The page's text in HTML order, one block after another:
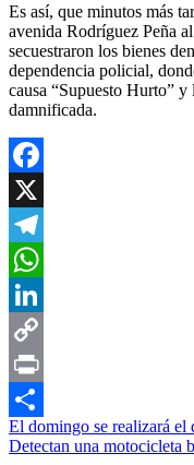
Es así, que minutos más
avenida Rodríguez Peña
secuestraron los bienes
dependencia policial,
causa “Supuesto Hurto” y
damnificada.
Facebook
X
Telegram
WhatsApp
LinkedIn
Copy
Link
Print
Compartir
Navegación
El domingo se realizará el
Detectan una motocicleta